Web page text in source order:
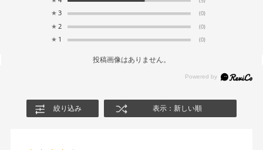
★ 3 (0)
★ 2 (0)
★ 1 (0)
投稿画像はありません。
絞り込み 表示：新しい順